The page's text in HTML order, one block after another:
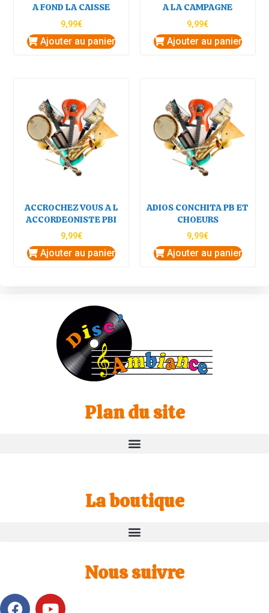
A FOND LA CAISSE
9,99€
Ajouter au panier
A LA CAMPAGNE
9,99€
Ajouter au panier
ACCROCHEZ VOUS A L
ACCORDEONISTE PBI
9,99€
Ajouter au panier
ADIOS CONCHITA PB ET
CHOEURS
9,99€
Ajouter au panier
Plan du site
La boutique
Nous suivre